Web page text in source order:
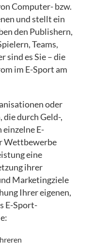
Computer- bzw.
und stellt ein
den Publishern,
Teams,
sind es Sie – die
im E-Sport am
oder
durch Geld-,
E-
Wettbewerbe
eine
ihrer
Marketingziele
Ihrer eigenen,
E-Sport-